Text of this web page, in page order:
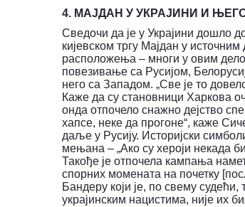
4. МАЈДАН У УКРАЈИНИ И
Сведочи да је у Украјини дошло
кијевском тргу Мајдан у
расположења – многи у овим
повезивање са Русијом,
него са Западом. „Све је то
Каже да су становници Харкова
онда отпочело снажно дејство
хапсе, неке да прогоне“, каже
даље у Русију. Историјски
мењана – „Ако су хероји некада
Такође је отпочела кампања
спорних момената на почетку
Бандеру који је, по свему
украјинским нацистима, није их